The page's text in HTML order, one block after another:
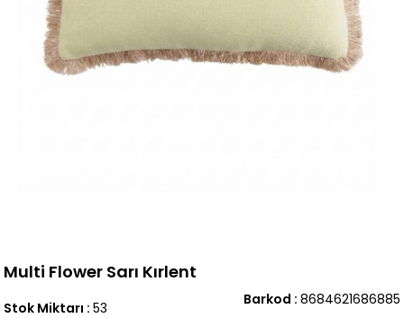
Multi Flower Sarı Kırlent
Barkod : 8684621686885
Stok Miktarı : 53